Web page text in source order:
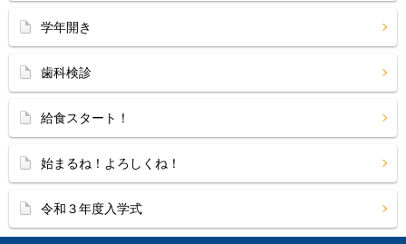
学年開き
歯科検診
給食スタート！
始まるね！よろしくね！
令和３年度入学式